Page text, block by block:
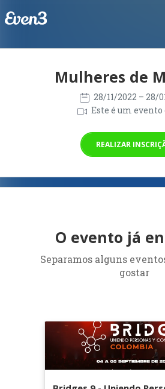
Mulheres de
28/11/2022 – 28/
Este é um
REALIZAR
O evento já
Separamos alguns
gostar